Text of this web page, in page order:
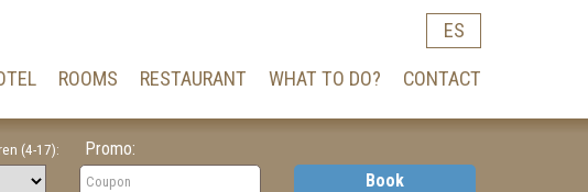
ROOMS RESTAURANT WHAT TO DO? CONTACT
ES
(4-17):
Promo:
Book